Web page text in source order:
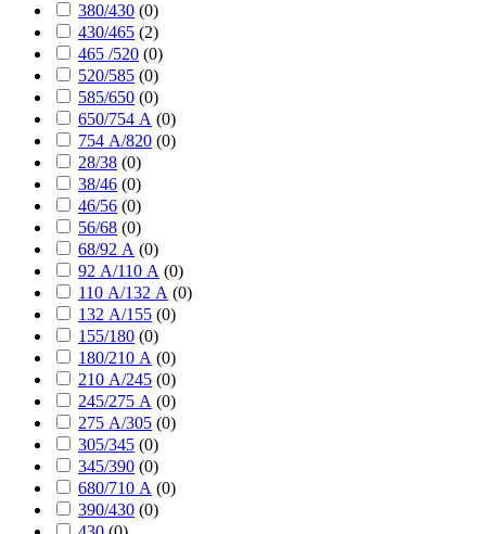
380/430 (0)
430/465 (2)
465 /520 (0)
520/585 (0)
585/650 (0)
650/754 А (0)
754 А/820 (0)
28/38 (0)
38/46 (0)
46/56 (0)
56/68 (0)
68/92 А (0)
92 А/110 А (0)
110 А/132 А (0)
132 А/155 (0)
155/180 (0)
180/210 А (0)
210 А/245 (0)
245/275 А (0)
275 А/305 (0)
305/345 (0)
345/390 (0)
680/710 А (0)
390/430 (0)